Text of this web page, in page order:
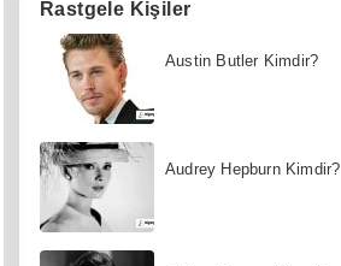
Rastgele Kişiler
Austin Butler Kimdir?
Audrey Hepburn Kimdir?